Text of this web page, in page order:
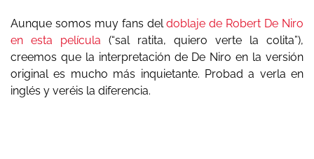
Aunque somos muy fans deldoblaje de Robert De Niro
en esta película (“sal ratita, quiero verte la colita”),
creemos que la interpretación de De Niro en la versión
original es mucho más inquietante. Probad a verla en
inglés y veréis la diferencia.